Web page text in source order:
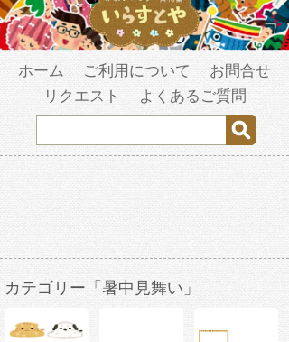
ホーム ご利用について
お問合せ
リクエスト
よくあるご質問
カテゴリー「暑中見舞い」